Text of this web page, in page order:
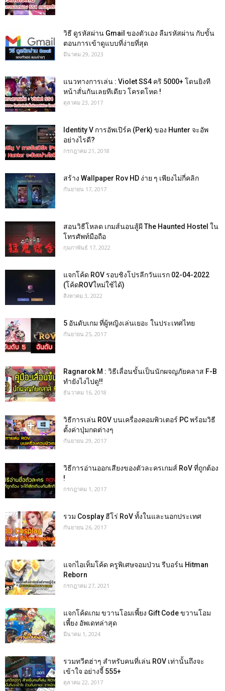
วิธี ดูรหัสผ่าน Gmail ของตัวเอง ลืมรหัสผ่าน กับขั้น
ตอนการเข้าดูแบบที่ง่ายที่สุด
มีนาคม 29, 2023
แนวทางการเล่น : Violet SS4 คริ 5000+ โดนยิงที
หน้าสั่นกันเลยทีเดียว โครตโหด !
ตุลาคม 23, 2017
Identity V การอัพเปิร์ค (Perk) ของ Hunter จะอัพ
อย่างไรดี?
กรกฎาคม 21, 2018
สร้าง Wallpaper Rov HD ง่าย ๆ เพียงไม่กี่คลิก
กันยายน 17, 2017
สอนวิธีโหลด เกมส์นอนสู้ผี The Haunted Hostel ใน
โทรศัพท์มือถือ
กุมภาพันธ์ 17, 2022
แจกโค้ด ROV รอบชิงโปรลีกวันแรก 02-04-2022
(โค้ดROVใหม่ใช้ได้)
สิงหาคม 3, 2022
5 อันดับเกม ที่ผู้หญิงเล่นเยอะ ในประเทศไทย
กันยายน 25, 2017
Ragnarok M : วิธีเลื่อนขั้นเป็นนักผจญภัยคลาส F-B
ทำยังไงไปดู!!
ธันวาคม 16, 2018
วิธีการเล่น ROV บนเครื่องคอมพิวเตอร์ PC พร้อมวิธี
ตั้งค่าปุ่มกดต่างๆ
กันยายน 29, 2017
วิธีการอ่านออกเสียงของตัวละครเกมส์ RoV ที่ถูกต้อง
!
กรกฎาคม 1, 2017
รวม Cosplay ฮีโร่ RoV ทั้งในและนอกประเทศ
กันยายน 26, 2017
แจกไอเท็มโค้ด ครูพิเศษจอมป่วน รีบอร์น Hitman
Reborn
กรกฎาคม 27, 2021
แจกโค้ดเกม ขวานโอมเพี้ยง Gift Code ขวานโอม
เพี้ยง อัพเดทล่าสุด
มีนาคม 1, 2024
รวมทวีตฮ่าๆ สำหรับคนที่เล่น ROV เท่านั้นถึงจะ
เข้าใจ อย่างจี้ 555+
ตุลาคม 22, 2017